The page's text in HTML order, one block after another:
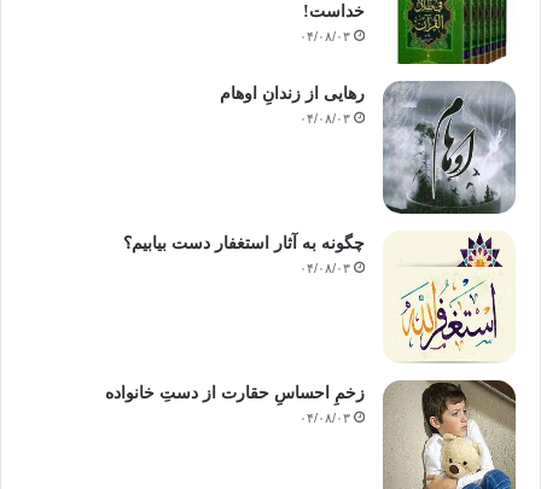
خداست‌!
۰۴/۰۸/۰۳
رهایی از زندانِ اوهام
۰۴/۰۸/۰۳
چگونه به آثار استغفار دست بیابیم؟
۰۴/۰۸/۰۳
زخمِ احساسِ حقارت از دستِ خانواده
۰۴/۰۸/۰۳